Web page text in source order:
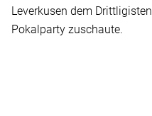
Leverkusen dem
Pokalparty zuschaute.